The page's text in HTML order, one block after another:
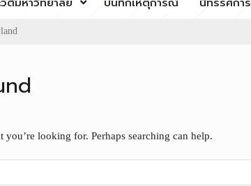
you’re looking for. Perhaps searching can help.